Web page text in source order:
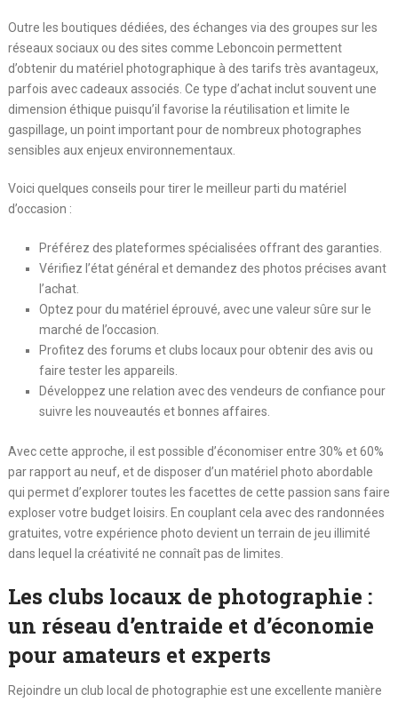
Outre les boutiques dédiées, des échanges via des groupes sur les
réseaux sociaux ou des sites comme Leboncoin permettent
d’obtenir du matériel photographique à des tarifs très avantageux,
parfois avec cadeaux associés. Ce type d’achat inclut souvent une
dimension éthique puisqu’il favorise la réutilisation et limite le
gaspillage, un point important pour de nombreux photographes
sensibles aux enjeux environnementaux.
Voici quelques conseils pour tirer le meilleur parti du matériel
d’occasion :
Préférez des plateformes spécialisées offrant des garanties.
Vérifiez l’état général et demandez des photos précises avant
l’achat.
Optez pour du matériel éprouvé, avec une valeur sûre sur le
marché de l’occasion.
Profitez des forums et clubs locaux pour obtenir des avis ou
faire tester les appareils.
Développez une relation avec des vendeurs de confiance pour
suivre les nouveautés et bonnes affaires.
Avec cette approche, il est possible d’économiser entre 30% et 60%
par rapport au neuf, et de disposer d’un matériel photo abordable
qui permet d’explorer toutes les facettes de cette passion sans faire
exploser votre budget loisirs. En couplant cela avec des randonnées
gratuites, votre expérience photo devient un terrain de jeu illimité
dans lequel la créativité ne connaît pas de limites.
Les clubs locaux de photographie :
un réseau d’entraide et d’économie
pour amateurs et experts
Rejoindre un club local de photographie est une excellente manière